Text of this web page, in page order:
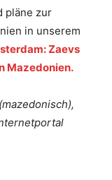
pläne zur
in unserem
Zaevs
Mazedonien.